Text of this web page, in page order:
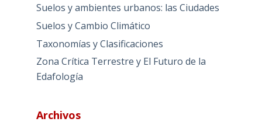
Suelos y ambientes urbanos: las Ciudades
Suelos y Cambio Climático
Taxonomías y Clasificaciones
Zona Crítica Terrestre y El Futuro de la
Edafología
Archivos